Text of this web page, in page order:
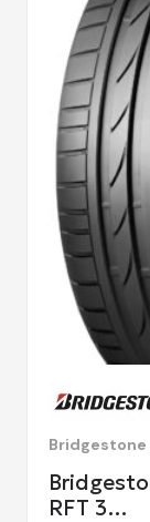
Bridgestone
RFT 3…